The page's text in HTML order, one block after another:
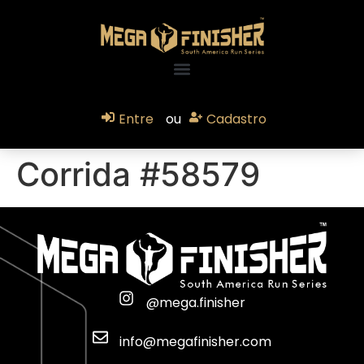
Entre ou Cadastro
Corrida #58579
@mega.finisher
info@megafinisher.com